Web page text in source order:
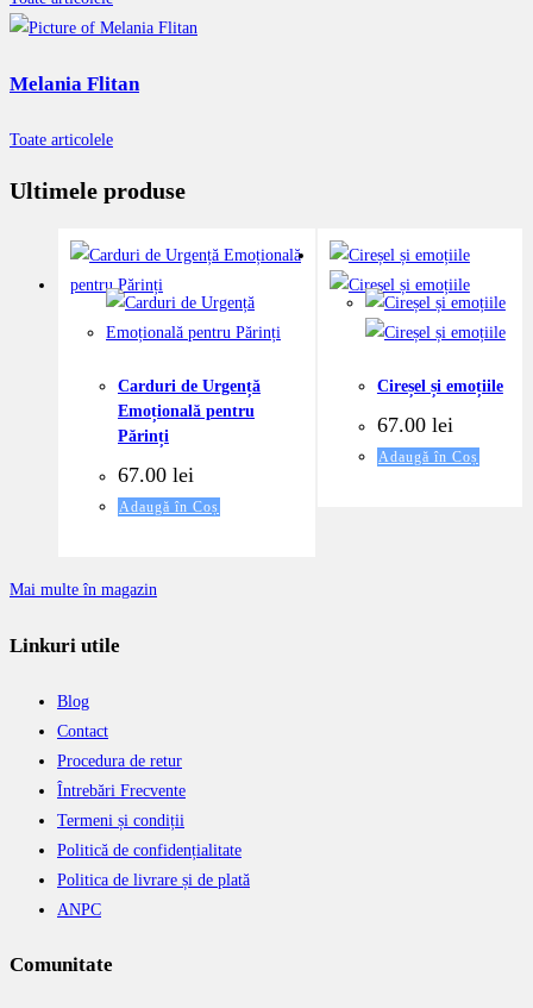
Melania Flitan
Toate articolele
Ultimele produse
Carduri de Urgență
Emoțională pentru
Părinți
67.00 lei
Adaugă în Coș
Cireșel și emoțiile
67.00 lei
Adaugă în Coș
Mai multe în magazin
Linkuri utile
Blog
Contact
Procedura de retur
Întrebări Frecvente
Termeni și condiții
Politică de confidențialitate
Politica de livrare și de plată
ANPC
Comunitate